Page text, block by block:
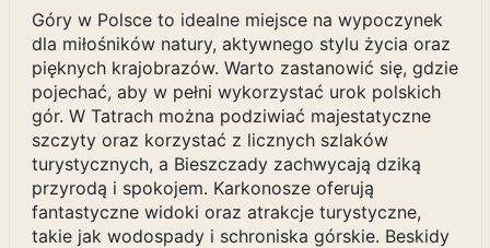
Góry w Polsce to idealne miejsce na wypoczynek
dla miłośników natury, aktywnego stylu życia oraz
pięknych krajobrazów. Warto zastanowić się, gdzie
pojechać, aby w pełni wykorzystać urok polskich
gór. W Tatrach można podziwiać majestatyczne
szczyty oraz korzystać z licznych szlaków
turystycznych, a Bieszczady zachwycają dziką
przyrodą i spokojem. Karkonosze oferują
fantastyczne widoki oraz atrakcje turystyczne,
takie jak wodospady i schroniska górskie. Beskidy